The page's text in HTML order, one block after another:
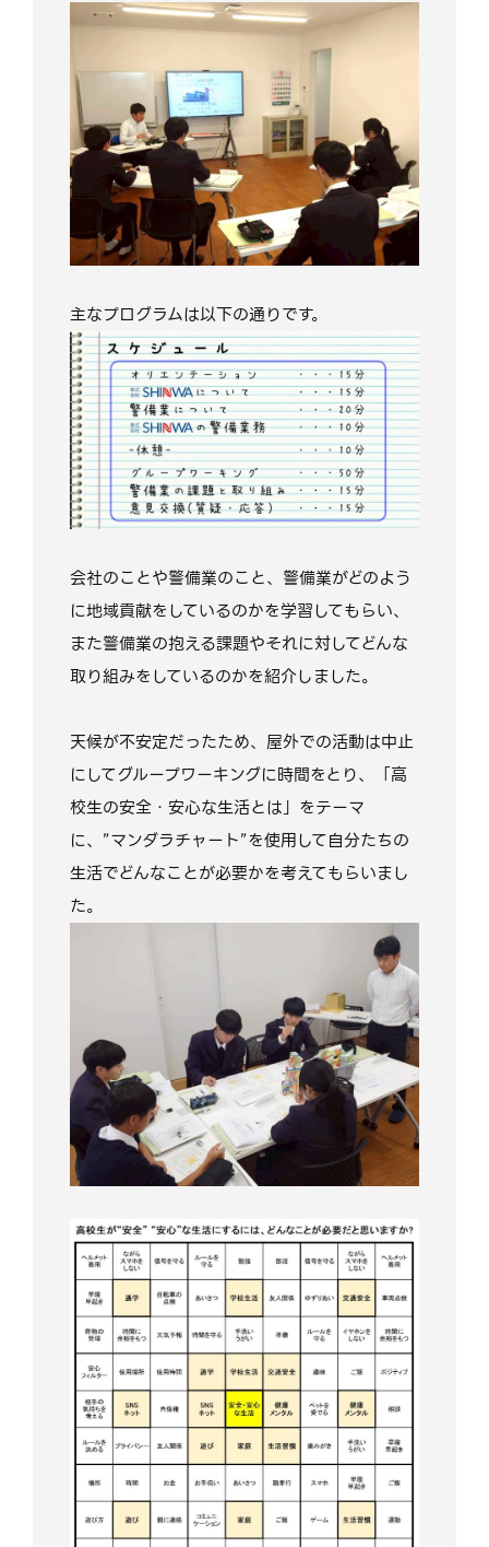
主なプログラムは以下の通りです。
会社のことや警備業のこと、警備業がどのよう
に地域貢献をしているのかを学習してもらい、
また警備業の抱える課題やそれに対してどんな
取り組みをしているのかを紹介しました。
天候が不安定だったため、屋外での活動は中止
にしてグループワーキングに時間をとり、「高
校生の安全・安心な生活とは」をテーマ
に、”マンダラチャート”を使用して自分たちの
生活でどんなことが必要かを考えてもらいまし
た。